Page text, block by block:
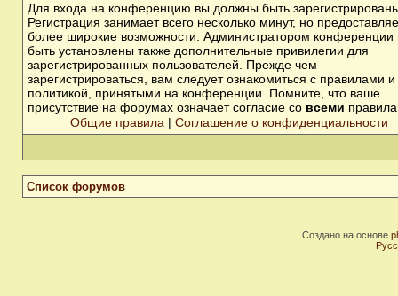
Для входа на конференцию вы должны быть
Регистрация занимает всего несколько минут, но
более широкие возможности. Администратором конференции
быть установлены также дополнительные привилегии для
зарегистрированных пользователей. Прежде чем
зарегистрироваться, вам следует ознакомиться с правилами и
политикой, принятыми на конференции. Помните, что ваше
присутствие на форумах означает согласие со всеми
Общие правила | Соглашение о конфиденциальности
Список форумов
Создано на основе